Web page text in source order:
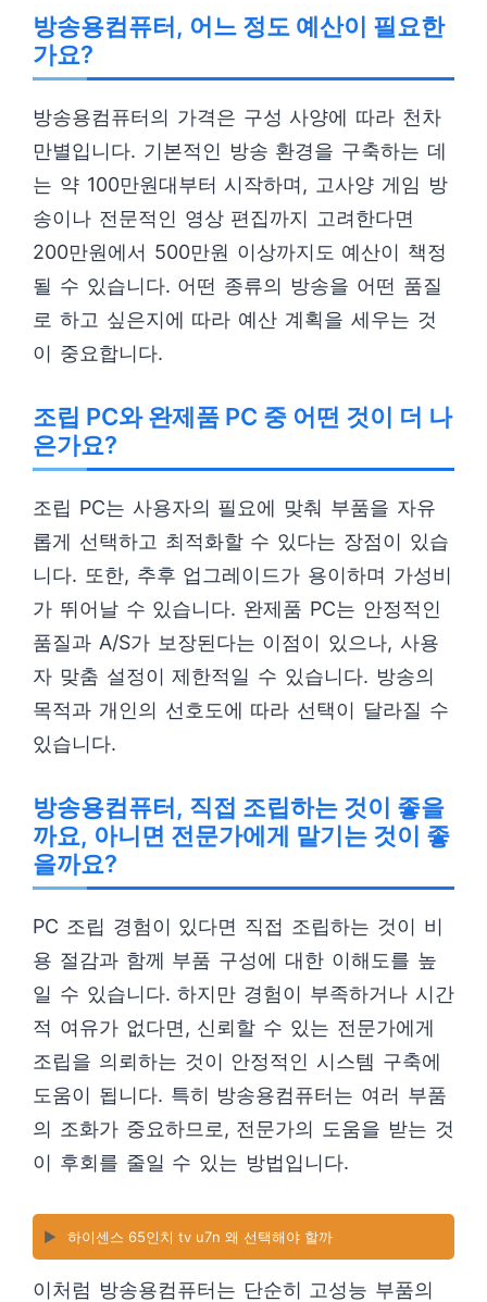
방송용컴퓨터, 어느 정도 예산이 필요한
가요?
방송용컴퓨터의 가격은 구성 사양에 따라 천차
만별입니다. 기본적인 방송 환경을 구축하는 데
는 약 100만원대부터 시작하며, 고사양 게임 방
송이나 전문적인 영상 편집까지 고려한다면
200만원에서 500만원 이상까지도 예산이 책정
될 수 있습니다. 어떤 종류의 방송을 어떤 품질
로 하고 싶은지에 따라 예산 계획을 세우는 것
이 중요합니다.
조립 PC와 완제품 PC 중 어떤 것이 더 나
은가요?
조립 PC는 사용자의 필요에 맞춰 부품을 자유
롭게 선택하고 최적화할 수 있다는 장점이 있습
니다. 또한, 추후 업그레이드가 용이하며 가성비
가 뛰어날 수 있습니다. 완제품 PC는 안정적인
품질과 A/S가 보장된다는 이점이 있으나, 사용
자 맞춤 설정이 제한적일 수 있습니다. 방송의
목적과 개인의 선호도에 따라 선택이 달라질 수
있습니다.
방송용컴퓨터, 직접 조립하는 것이 좋을
까요, 아니면 전문가에게 맡기는 것이 좋
을까요?
PC 조립 경험이 있다면 직접 조립하는 것이 비
용 절감과 함께 부품 구성에 대한 이해도를 높
일 수 있습니다. 하지만 경험이 부족하거나 시간
적 여유가 없다면, 신뢰할 수 있는 전문가에게
조립을 의뢰하는 것이 안정적인 시스템 구축에
도움이 됩니다. 특히 방송용컴퓨터는 여러 부품
의 조화가 중요하므로, 전문가의 도움을 받는 것
이 후회를 줄일 수 있는 방법입니다.
▶️ 하이센스 65인치 tv u7n 왜 선택해야 할까
이처럼 방송용컴퓨터는 단순히 고성능 부품의